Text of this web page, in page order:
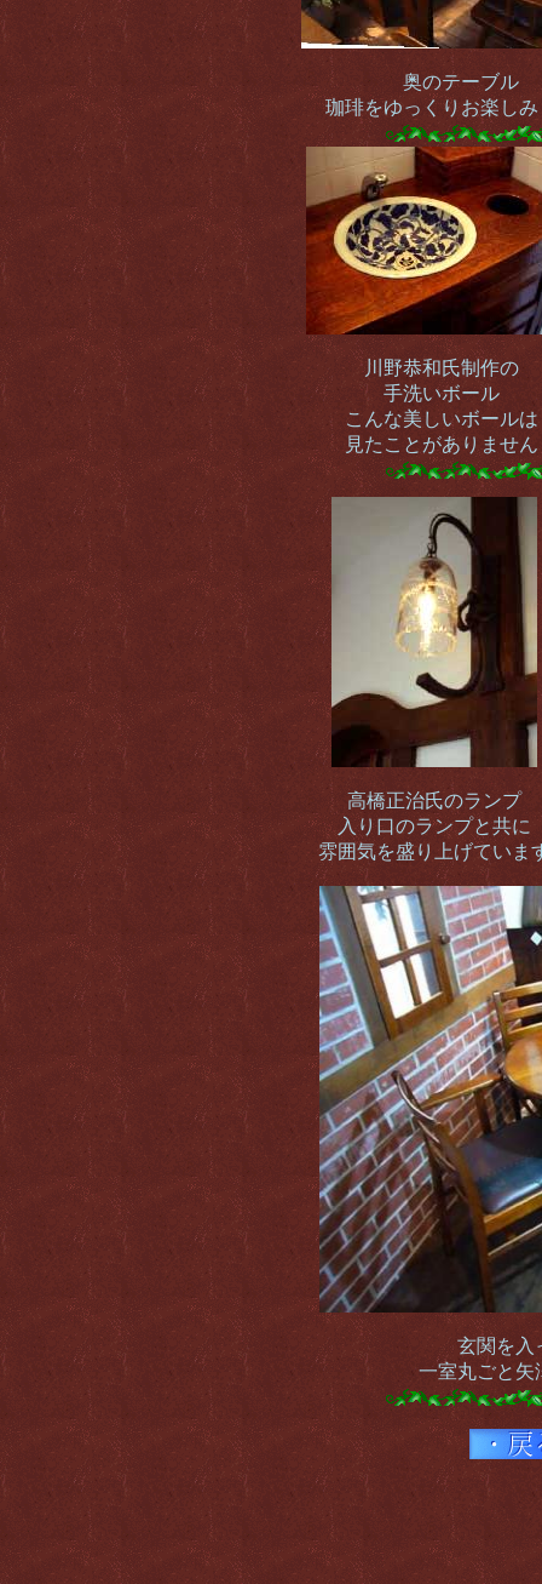
奥のテーブル
珈琲をゆっくりお楽し
川野恭和氏制作の
手洗いボール
こんな美しいボールは
見たことがありません
高橋正治氏のランプ
入り口のランプと共に
雰囲気を盛り上げていま
玄関を入
一室丸ごと矢